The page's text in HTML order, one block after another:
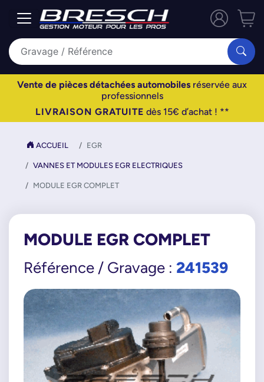
Vente de pièces détachées automobiles réservée aux
professionnels
LIVRAISON GRATUITE dès 15€ d’achat ! **
ACCUEIL EGR
VANNES ET MODULES EGR ELECTRIQUES
MODULE EGR COMPLET
MODULE EGR COMPLET
Référence / Gravage : 241539